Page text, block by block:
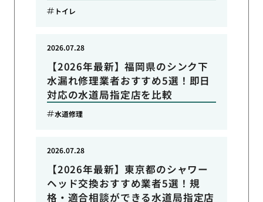
トイレ
【2026年最新】福岡県のシンク下
水漏れ修理業者おすすめ5選！即日
対応の水道局指定店を比較
2026.07.28
水道修理
【2026年最新】東京都のシャワー
ヘッド交換おすすめ業者5選！規
格・適合相談ができる水道局指定店
2026.07.28